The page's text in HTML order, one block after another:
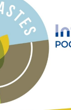
LIRE LA SUITE